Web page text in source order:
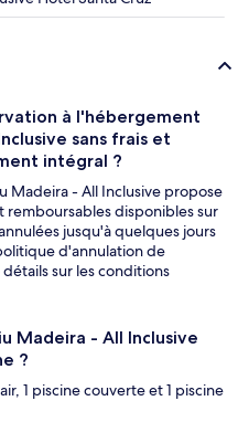
à l'hébergement
sans frais et
intégral ?
Madeira - All Inclusive propose
disponibles sur
jusqu'à quelques jours
d'annulation de
sur les conditions
Madeira - All Inclusive
?
1 piscine couverte et 1 piscine